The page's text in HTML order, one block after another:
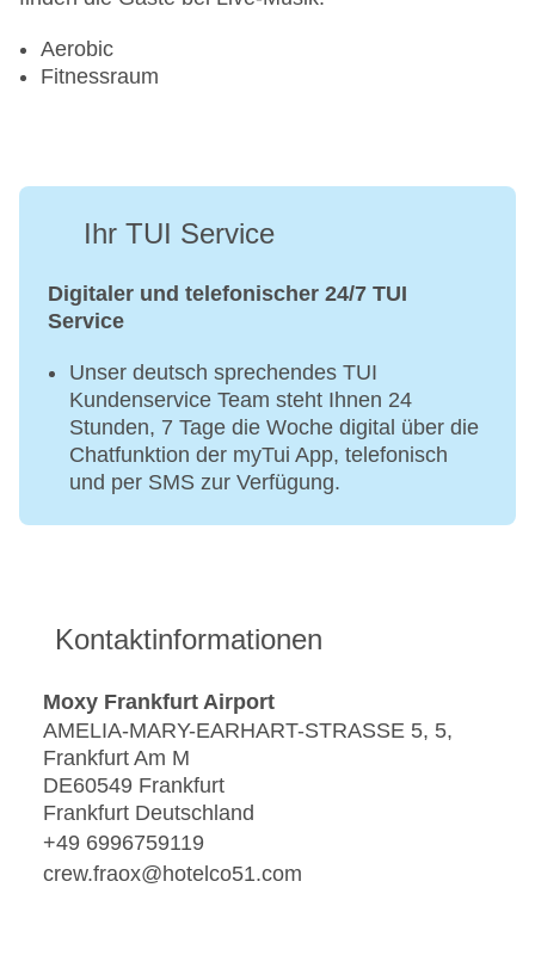
Aerobic
Fitnessraum
Ihr TUI Service
Digitaler und telefonischer 24/7 TUI
Service
Unser deutsch sprechendes TUI
Kundenservice Team steht Ihnen 24
Stunden, 7 Tage die Woche digital über die
Chatfunktion der myTui App, telefonisch
und per SMS zur Verfügung.
Kontaktinformationen
Moxy Frankfurt Airport
AMELIA-MARY-EARHART-STRASSE 5, 5,
Frankfurt Am M
DE60549 Frankfurt
Frankfurt Deutschland
+49 6996759119
crew.fraox@hotelco51.com